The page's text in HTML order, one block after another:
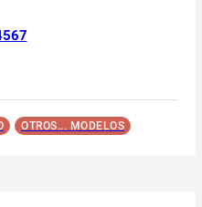
OTROS... MODELOS